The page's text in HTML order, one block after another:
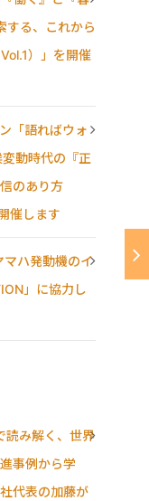
する、これから
）」を開催
「語ればウォ
動時代の『正
のあり方
催します
マハ発動機のイ
」に協力し
読み解く、世界
事例から学
代表の加藤が